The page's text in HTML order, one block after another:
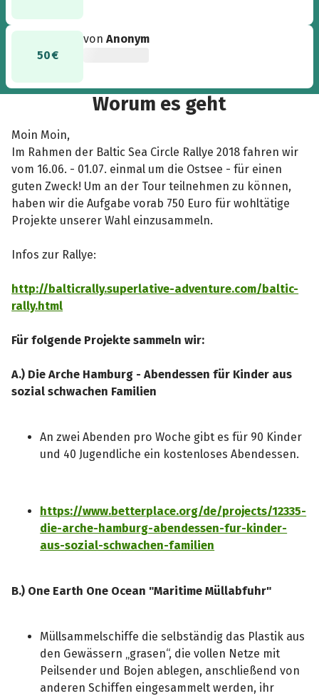
50 €
vonAnonym
Worum es geht
Moin Moin,
Im Rahmen der Baltic Sea Circle Rallye 2018 fahren wir
vom 16.06. - 01.07. einmal um die Ostsee - für einen
guten Zweck! Um an der Tour teilnehmen zu können,
haben wir die Aufgabe vorab 750 Euro für wohltätige
Projekte unserer Wahl einzusammeln.
Infos zur Rallye:
http://balticrally.superlative-adventure.com/baltic-
rally.html
Für folgende Projekte sammeln wir:
A.) Die Arche Hamburg - Abendessen für Kinder aus
sozial schwachen Familien
An zwei Abenden pro Woche gibt es für 90 Kinder
und 40 Jugendliche ein kostenloses Abendessen.
https://www.betterplace.org/de/projects/12335-
die-arche-hamburg-abendessen-fur-kinder-
aus-sozial-schwachen-familien
B.) One Earth One Ocean "Maritime Müllabfuhr"
Müllsammelschiffe die selbständig das Plastik aus
den Gewässern „grasen“, die vollen Netze mit
Peilsender und Bojen ablegen, anschließend von
anderen Schiffen eingesammelt werden, ihr